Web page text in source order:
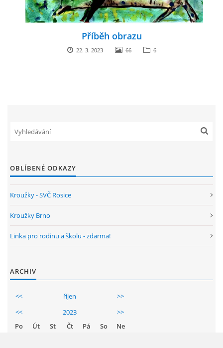
Příběh obrazu
22. 3. 2023 66 6
OBLÍBENÉ ODKAZY
Kroužky - SVČ Rosice
Kroužky Brno
Linka pro rodinu a školu - zdarma!
ARCHIV
<< říjen
>>
<<
2023
>>
Po
Út St Čt Pá So
Ne